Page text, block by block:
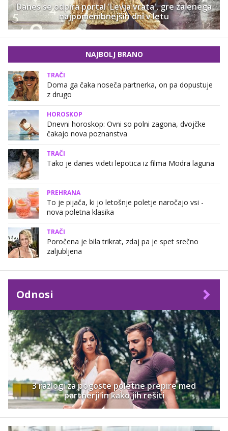
Danes se odpira portal 'Levja vrata', gre za enega
najpomembnejših dni v letu
NAJBOLJ BRANO
TRAČI
Doma ga čaka noseča partnerka, on pa dopustuje
z drugo
HOROSKOP
Dnevni horoskop: Ovni so polni zagona, dvojčke
čakajo nova poznanstva
TRAČI
Tako je danes videti lepotica iz filma Modra laguna
PREHRANA
To je pijača, ki jo letošnje poletje naročajo vsi -
nova poletna klasika
TRAČI
Poročena je bila trikrat, zdaj pa je spet srečno
zaljubljena
Odnosi
3 razlogi za pogoste poletne prepire med
partnerji in kako jih rešiti